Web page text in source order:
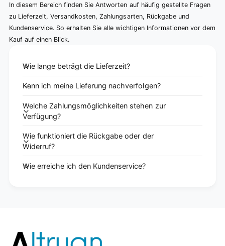
In diesem Bereich finden Sie Antworten auf häufig gestellte Fragen
zu Lieferzeit, Versandkosten, Zahlungsarten, Rückgabe und
Kundenservice. So erhalten Sie alle wichtigen Informationen vor dem
Kauf auf einen Blick.
Wie lange beträgt die Lieferzeit?
Kann ich meine Lieferung nachverfolgen?
Welche Zahlungsmöglichkeiten stehen zur
Verfügung?
Wie funktioniert die Rückgabe oder der
Widerruf?
Wie erreiche ich den Kundenservice?